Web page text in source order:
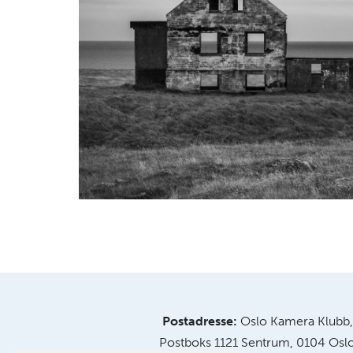
Postadresse: Oslo Kamera Klubb,
Postboks 1121 Sentrum, 0104